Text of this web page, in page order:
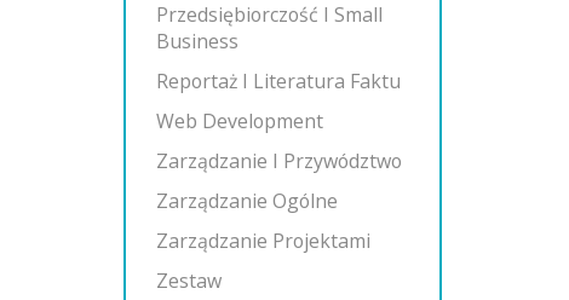
Przedsiębiorczość I Small
Business
Reportaż I Literatura Faktu
Web Development
Zarządzanie I Przywództwo
Zarządzanie Ogólne
Zarządzanie Projektami
Zestaw